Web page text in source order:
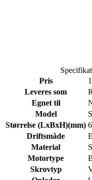
Pris
Leveres som
Egnet til
Model
Størrelse (LxBxH)(mm)
Driftsmåde
Material
Motortype
Skrovtyp